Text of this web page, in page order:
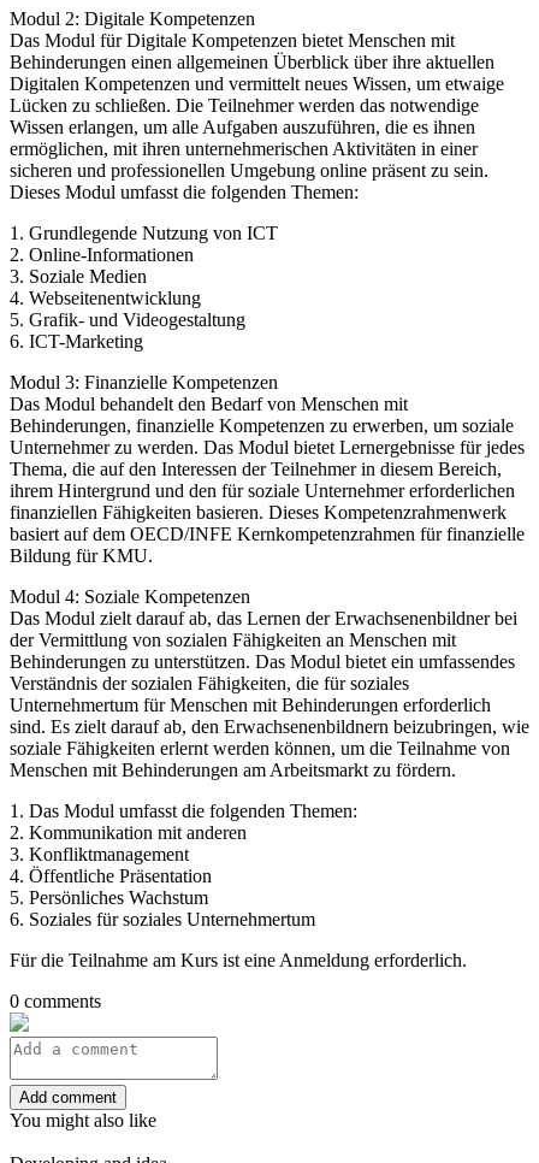
Modul 2: Digitale Kompetenzen
Das Modul für Digitale Kompetenzen bietet Menschen mit
Behinderungen einen allgemeinen Überblick über ihre aktuellen
Digitalen Kompetenzen und vermittelt neues Wissen, um etwaige
Lücken zu schließen. Die Teilnehmer werden das notwendige
Wissen erlangen, um alle Aufgaben auszuführen, die es ihnen
ermöglichen, mit ihren unternehmerischen Aktivitäten in einer
sicheren und professionellen Umgebung online präsent zu sein.
Dieses Modul umfasst die folgenden Themen:
1. Grundlegende Nutzung von ICT
2. Online-Informationen
3. Soziale Medien
4. Webseitenentwicklung
5. Grafik- und Videogestaltung
6. ICT-Marketing
Modul 3: Finanzielle Kompetenzen
Das Modul behandelt den Bedarf von Menschen mit
Behinderungen, finanzielle Kompetenzen zu erwerben, um soziale
Unternehmer zu werden. Das Modul bietet Lernergebnisse für jedes
Thema, die auf den Interessen der Teilnehmer in diesem Bereich,
ihrem Hintergrund und den für soziale Unternehmer erforderlichen
finanziellen Fähigkeiten basieren. Dieses Kompetenzrahmenwerk
basiert auf dem OECD/INFE Kernkompetenzrahmen für finanzielle
Bildung für KMU.
Modul 4: Soziale Kompetenzen
Das Modul zielt darauf ab, das Lernen der Erwachsenenbildner bei
der Vermittlung von sozialen Fähigkeiten an Menschen mit
Behinderungen zu unterstützen. Das Modul bietet ein umfassendes
Verständnis der sozialen Fähigkeiten, die für soziales
Unternehmertum für Menschen mit Behinderungen erforderlich
sind. Es zielt darauf ab, den Erwachsenenbildnern beizubringen, wie
soziale Fähigkeiten erlernt werden können, um die Teilnahme von
Menschen mit Behinderungen am Arbeitsmarkt zu fördern.
1. Das Modul umfasst die folgenden Themen:
2. Kommunikation mit anderen
3. Konfliktmanagement
4. Öffentliche Präsentation
5. Persönliches Wachstum
6. Soziales für soziales Unternehmertum
Für die Teilnahme am Kurs ist eine Anmeldung erforderlich.
0 comments
Add comment
You might also like